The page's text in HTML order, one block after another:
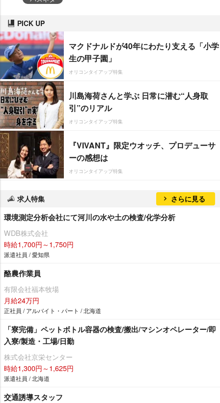
PICK UP
マクドナルドが40年にわたり支える「小学
生の甲子園」
オリコンタイアップ特集
川島海荷さんと学ぶ 日常に潜む“人身取
引”のリアル
オリコンタイアップ特集
『VIVANT』限定ウオッチ、プロデューサ
ーの感想は
オリコンタイアップ特集
求人特集 さらに見る
環境測定分析会社にて河川の水や土の検査/化学分析
WDB株式会社
時給1,700円～1,750円
派遣社員 / 愛知県
酪農作業員
有限会社福本牧場
月給24万円
正社員 / アルバイト・パート / 北海道
「寮完備」ペットボトル容器の検査/搬出/マシンオペレーター/即
入寮/製造・工場/日勤
株式会社京栄センター
時給1,300円～1,625円
派遣社員 / 北海道
交通誘導スタッフ